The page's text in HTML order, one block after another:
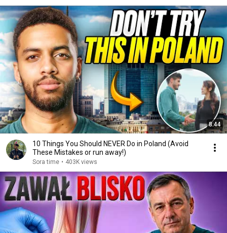
8:44
10 Things You Should NEVER Do in Poland (Avoid
These Mistakes or run away!)
Sora time • 403K views